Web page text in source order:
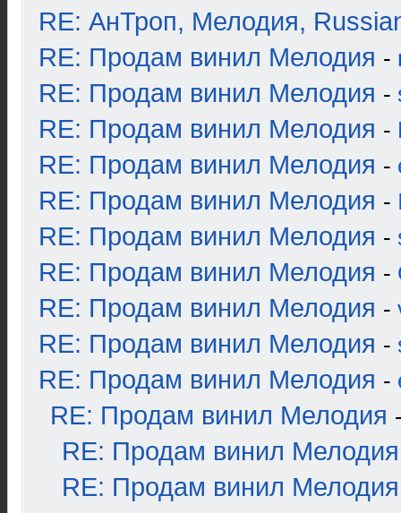
RE: АнТроп, Мелодия,
RE: Продам винил Мелодия -
RE: Продам винил Мелодия -
RE: Продам винил Мелодия -
RE: Продам винил Мелодия -
RE: Продам винил Мелодия -
RE: Продам винил Мелодия -
RE: Продам винил Мелодия -
RE: Продам винил Мелодия -
RE: Продам винил Мелодия -
RE: Продам винил Мелодия -
RE: Продам винил Мелодия
RE: Продам винил Мелодия
RE: Продам винил Мелодия